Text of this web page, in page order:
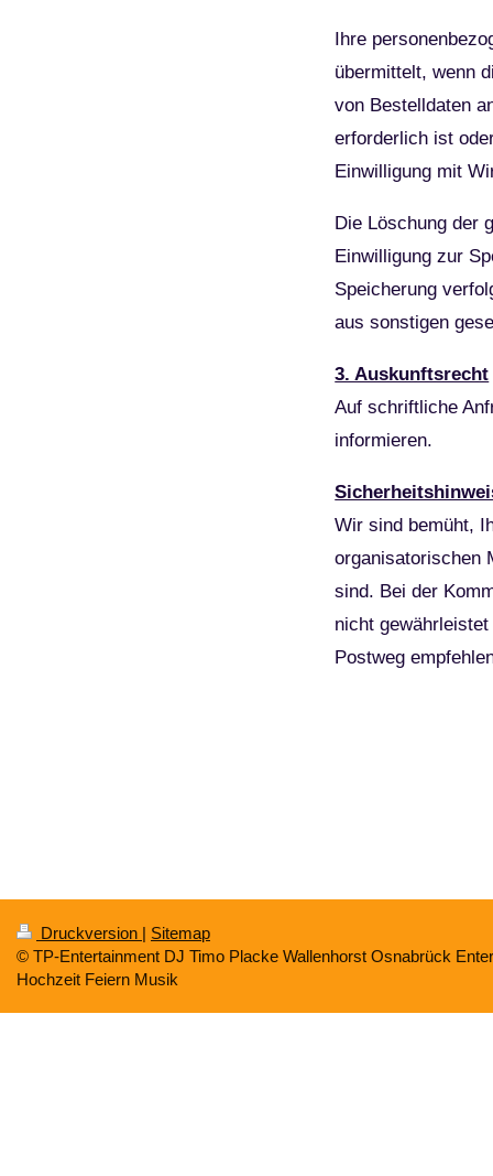
Ihre
übermittelt, wenn
von Bestelldaten
erforderlich ist
Einwilligung mit
Die Löschung der
Einwilligung zur
Speicherung
aus sonstigen
3. Auskunftsrecht
Auf schriftliche
informieren.
Wir sind bemüht,
organisatorischen
sind. Bei der
nicht
Postweg
Druckversion | Sitemap
© TP-Entertainment DJ Timo Placke Wallenhorst Osnabrück
Hochzeit Feiern Musik